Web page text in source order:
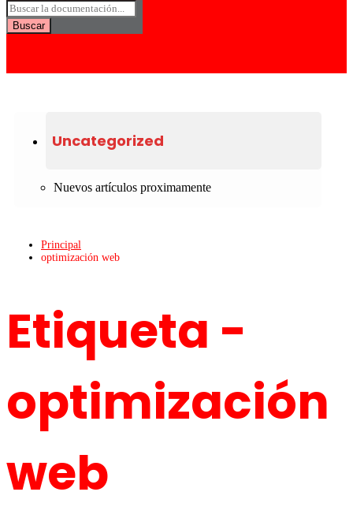
Buscar
Uncategorized
Nuevos artículos proximamente
Principal
optimización web
Etiqueta -
optimización
web